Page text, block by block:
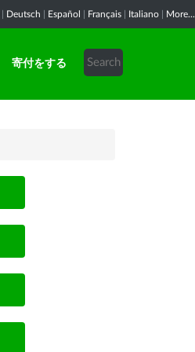
Deutsch Español Français Italiano More...
寄付をする